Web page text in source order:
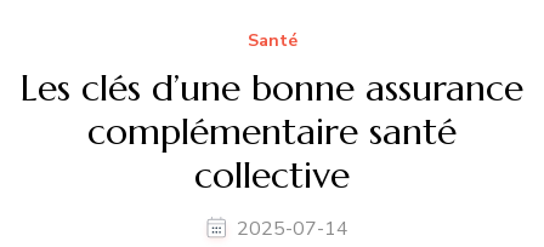
Santé
Les clés d’une bonne assurance
complémentaire santé
collective
2025-07-14